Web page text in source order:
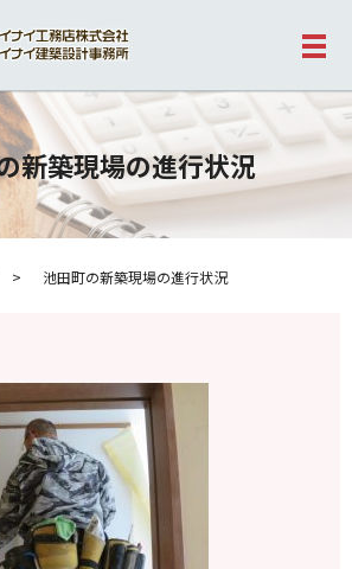
メ
新築現場の進行状況
池田町の新築現場の進行状況